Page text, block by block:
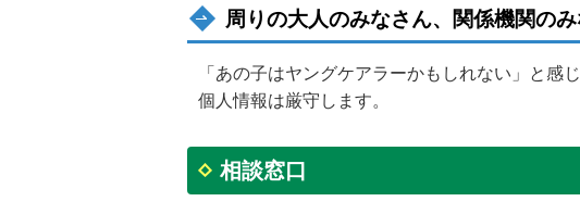
周りの大人のみなさん、関係機関の
「あの子はヤングケアラーかもしれない」と感
個人情報は厳守します。
相談窓口